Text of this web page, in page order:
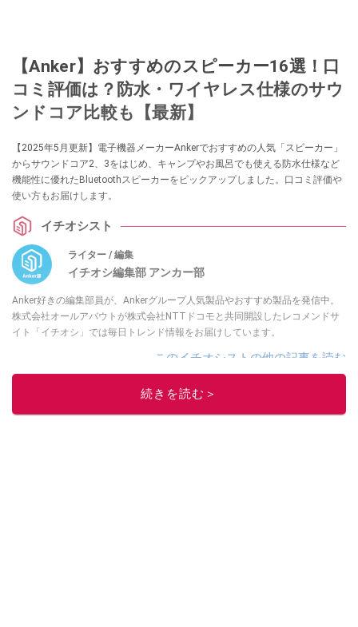
【Anker】おすすめのスピーカー16選！口
コミ評価は？防水・ワイヤレス仕様のサウ
ンドコア比較も【最新】
【2025年5月更新】電子機器メーカーAnkerでおすすめの人気「スピーカー」
からサウンドコア2、3をはじめ、キャンプやお風呂でも使える防水仕様など
機能性に優れたBluetoothスピーカーをピックアップしました。口コミ評価や
使い方もお届けします。
イチオシスト
ライター / 編集
イチオシ編集部 アンカー部
Anker好きの編集部員が、Ankerグループ人気製品やおすすめ製品を発信中。
株式会社オールアバウトが株式会社NTTドコモと共同開設したレコメンドサ
イト「イチオシ」では毎日トレンド情報をお届けしています。
このイチオシストの他の記事を読む
続きを読む＞